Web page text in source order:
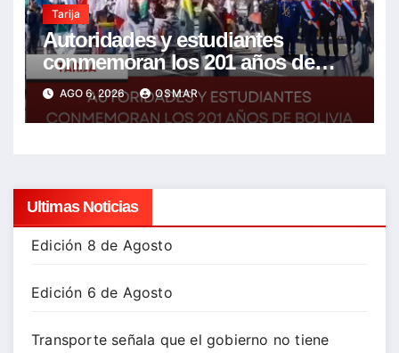
Tarija
Autoridades y estudiantes
conmemoran los 201 años de
Bolivia con la esperanza de un
mejor futuro
AGO 6, 2026 OSMAR
Ultimas Noticias
Edición 8 de Agosto
Edición 6 de Agosto
Transporte señala que el gobierno no tiene